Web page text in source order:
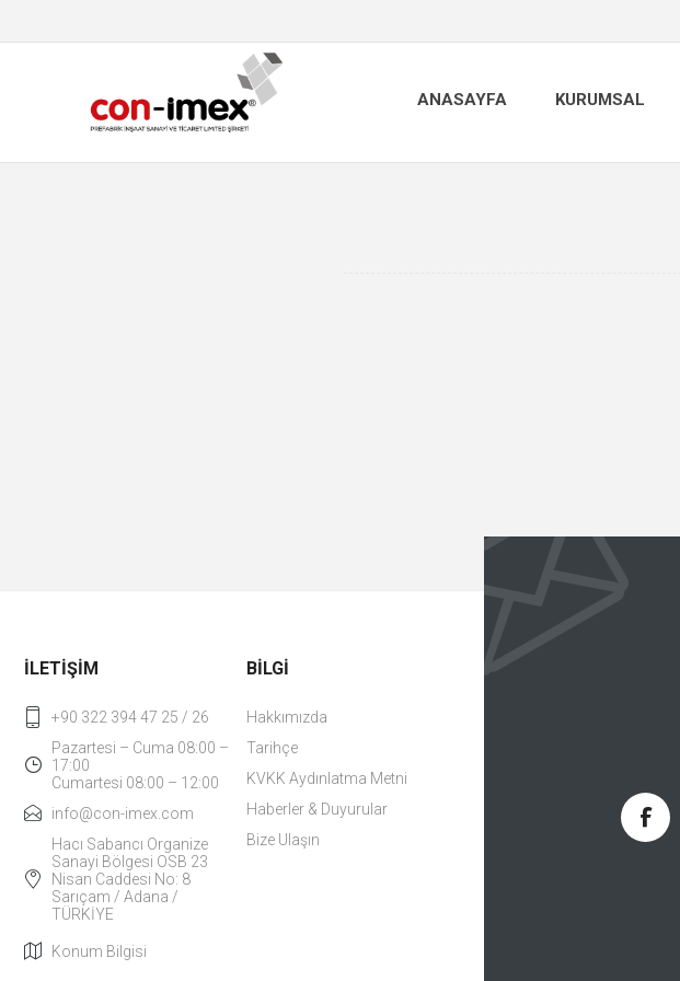
ANASAYFA KURUMSAL
İLETİŞİM
+90 322 394 47 25 / 26
Pazartesi – Cuma 08:00 –
17:00
Cumartesi 08:00 – 12:00
info@con-imex.com
Hacı Sabancı Organize
Sanayi Bölgesi OSB 23
Nisan Caddesi No: 8
Sarıçam / Adana /
TÜRKİYE
Konum Bilgisi
BİLGİ
Hakkımızda
Tarihçe
KVKK Aydınlatma Metni
Haberler & Duyurular
Bize Ulaşın